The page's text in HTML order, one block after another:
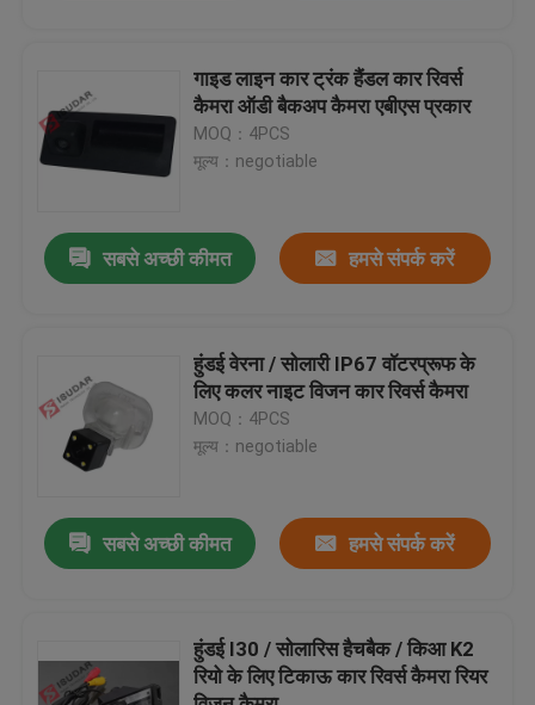
उत्पादों
हमारे बारे में
कारखाना भ्रमण
संपर्क करें
समाचार
मामलों
Shopping
गाइड लाइन कार ट्रंक हैंडल कार रिवर्स
कैमरा ऑडी बैकअप कैमरा एबीएस प्रकार
MOQ：4PCS
मूल्य：negotiable
सबसे अच्छी कीमत हमसे संपर्क करें
हुंडई वेरना / सोलारी IP67 वॉटरप्रूफ के
लिए कलर नाइट विजन कार रिवर्स कैमरा
MOQ：4PCS
मूल्य：negotiable
सबसे अच्छी कीमत हमसे संपर्क करें
हुंडई I30 / सोलारिस हैचबैक / किआ K2
रियो के लिए टिकाऊ कार रिवर्स कैमरा रियर